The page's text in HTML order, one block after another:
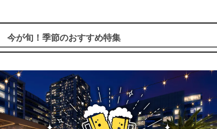
今が旬！季節のおすすめ特集